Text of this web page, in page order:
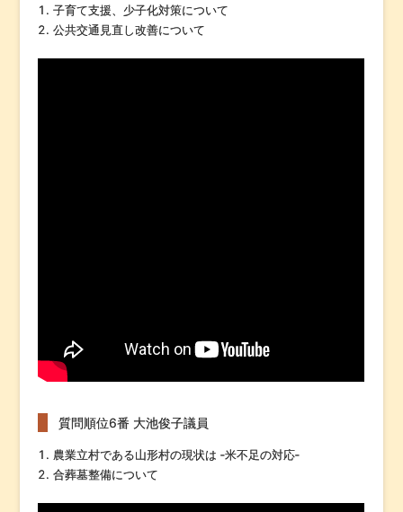
子育て支援、少子化対策について
公共交通見直し改善について
質問順位6番 大池俊子議員
農業立村である山形村の現状は ‐米不足の対応‐
合葬墓整備について